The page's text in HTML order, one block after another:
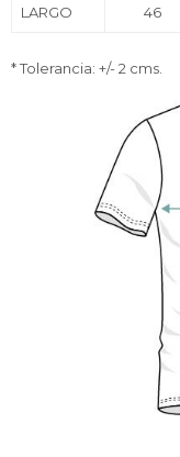
LARGO 46
* Tolerancia: +/- 2 cms.